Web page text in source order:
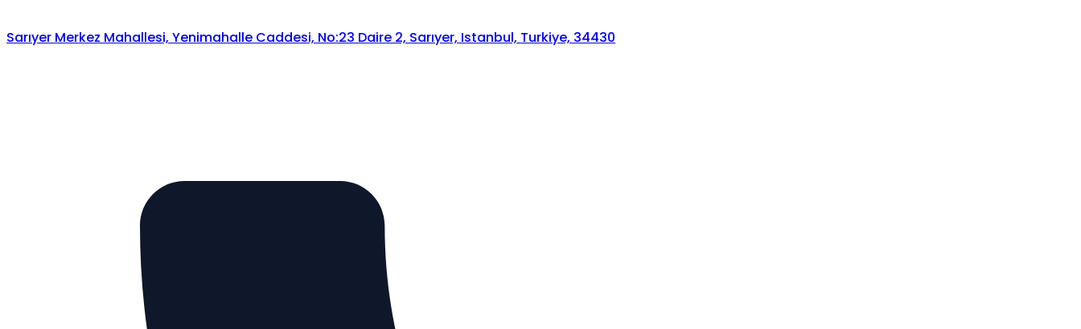
Sarıyer Merkez Mahallesi, Yenimahalle Caddesi, No:23 Daire 2, Sarıyer, Istanbul, Turkiye, 34430